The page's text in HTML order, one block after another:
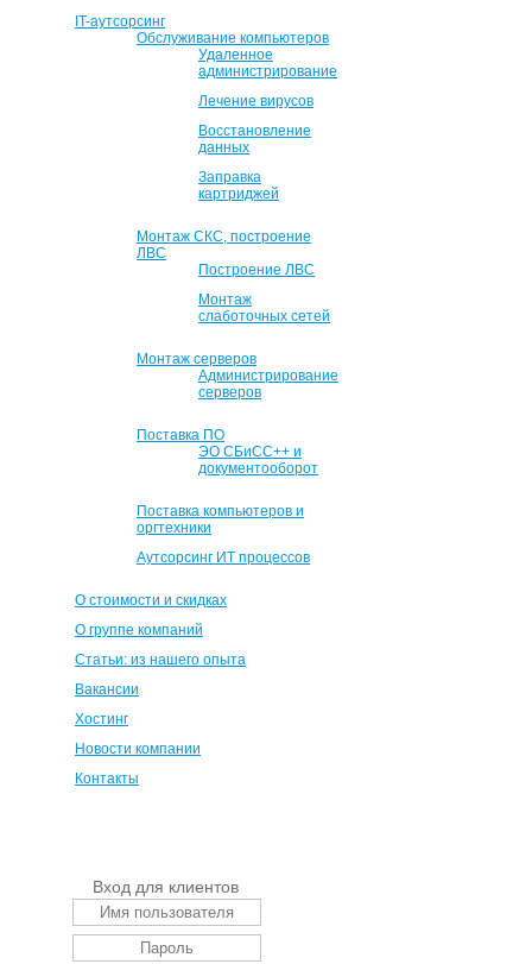
IT-аутсорсинг
Обслуживание компьютеров
Удаленное
администрирование
Лечение вирусов
Восстановление
данных
Заправка
картриджей
Монтаж СКС, построение
ЛВС
Построение ЛВС
Монтаж
слаботочных сетей
Монтаж серверов
Администрирование
серверов
Поставка ПО
ЭО СБиСС++ и
документооборот
Поставка компьютеров и
оргтехники
Аутсорсинг ИТ процессов
О стоимости и скидках
О группе компаний
Статьи: из нашего опыта
Вакансии
Хостинг
Новости компании
Контакты
Вход для клиентов